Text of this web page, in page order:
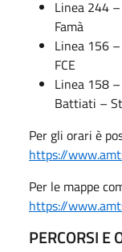
Linea 244
Famà
Linea 156
FCE
Linea 158
Battiati –
Per gli orari è
https://
Per le mappe
https://
PERCORSI E